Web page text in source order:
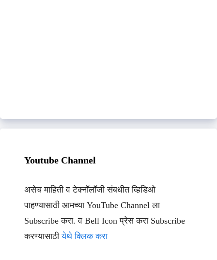
Youtube Channel
असेच माहिती व टेक्नॉलॉजी संबधीत व्हिडिओ
पाहण्यासाठी आमच्या YouTube Channel ला
Subscribe करा. व Bell Icon प्रेस करा Subscribe
करण्यासाठीयेथे क्लिक करा